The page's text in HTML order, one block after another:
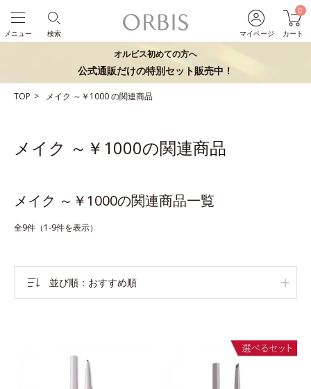
マイページ
0
カート
検索
メニュー
オルビス初めての方へ
公式通販だけの特別セット販売中！
TOP メイク ～￥1000の関連商品
メイク ～￥1000の関連商品
メイク ～￥1000の関連商品一覧
全9件（1-9件を表示）
並び順 おすすめ順